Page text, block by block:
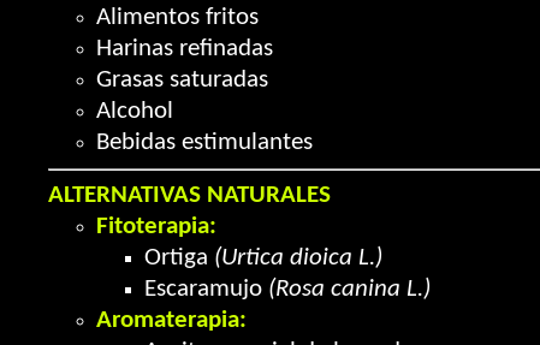
Alimentos fritos
Harinas refinadas
Grasas saturadas
Alcohol
Bebidas estimulantes
ALTERNATIVAS NATURALES
Fitoterapia:
Ortiga (Urtica dioica L.)
Escaramujo (Rosa canina L.)
Aromaterapia: